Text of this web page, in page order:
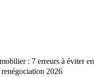
: 7 erreurs à éviter en
renégociation 2026